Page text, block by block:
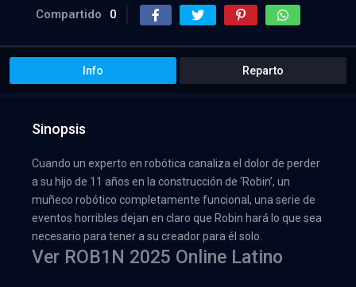
Compartido 0
Info Reparto
Sinopsis
Cuando un experto en robótica canaliza el dolor de perder
a su hijo de 11 años en la construcción de ‘Robin’, un
muñeco robótico completamente funcional, una serie de
eventos horribles dejan en claro que Robin hará lo que sea
necesario para tener a su creador para él solo.
Ver ROB1N 2025 Online Latino